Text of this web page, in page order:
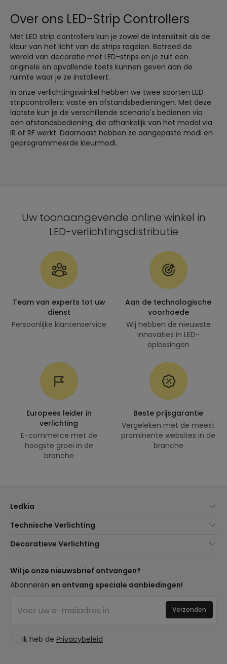
Over ons LED-Strip Controllers
Met LED strip controllers kun je zowel de intensiteit als de
kleur van het licht van de strips regelen. Betreed de
wereld van decoratie met LED-strips en je zult een
originele en opvallende toets kunnen geven aan de
ruimte waar je ze installeert.
In onze verlichtingswinkel hebben we twee soorten LED
stripcontrollers: vaste en afstandsbedieningen. Met deze
laatste kun je de verschillende scenario's bedienen via
een afstandsbediening, die afhankelijk van het model via
IR of RF werkt. Daarnaast hebben ze aangepaste modi en
geprogrammeerde kleurmodi.
Uw toonaangevende online winkel in
LED-verlichtingsdistributie
Team van experts tot uw
dienst
Persoonlijke klantenservice
Aan de technologische
voorhoede
Wij hebben de nieuwste
innovaties in LED-
oplossingen
Europees leider in
verlichting
E-commerce met de
hoogste groei in de
branche
Beste prijsgarantie
Vergeleken met de meest
prominente websites in de
branche
Ledkia
Klantenservice
Verzendmethoden
Bent u een Professional?
Veelgestelde Vragen (FAQ)
Technische Verlichting
Merken
LED Besparingscalculator
Bedrijfsverlichting
Decoratieve Verlichting
Trends
Premium Decoratiemerken
Ruimtes
Collecties
Wil je onze nieuwsbrief ontvangen?
Abonneren en ontvang speciale aanbiedingen!
Ik heb de Privacybeleid
Verzenden